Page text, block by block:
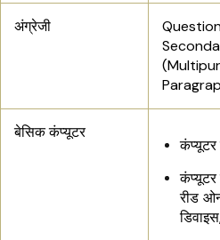
अंग्रेजी
बेसिक कंप्यूटर
कंप्यूटर
रीड